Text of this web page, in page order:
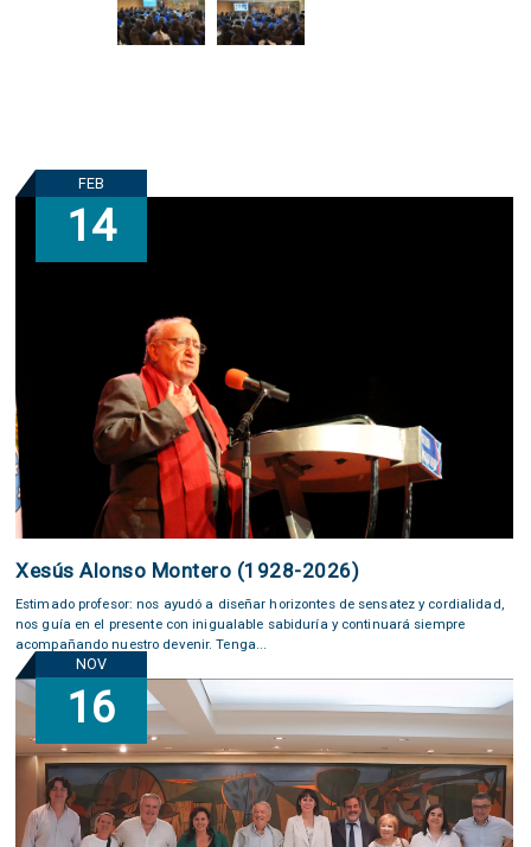
FEB
14
Xesús Alonso Montero (1928-2026)
Estimado profesor: nos ayudó a diseñar horizontes de sensatez y cordialidad,
nos guía en el presente con inigualable sabiduría y continuará siempre
acompañando nuestro devenir. Tenga...
NOV
16